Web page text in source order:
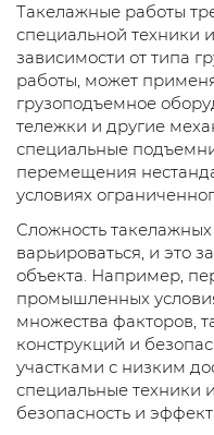
Такелажные работы
специальной техники
зависимости от типа
работы, может
грузоподъемное
тележки и другие
специальные
перемещения
условиях
Сложность
варьироваться, и это
объекта. Например,
промышленных
множества факторов,
конструкций и
участками с низким
специальные
безопасность и